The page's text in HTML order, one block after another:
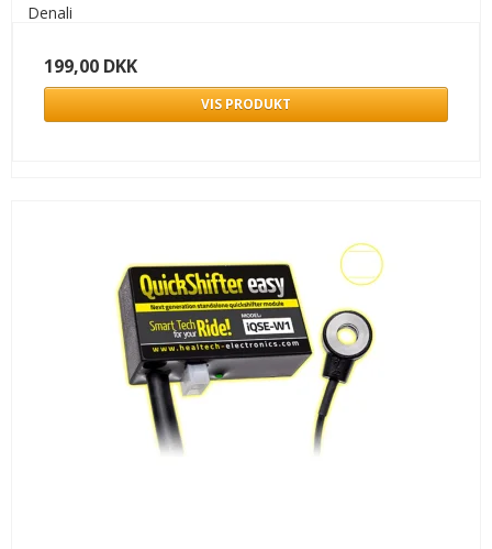
Denali
199,00 DKK
VIS PRODUKT